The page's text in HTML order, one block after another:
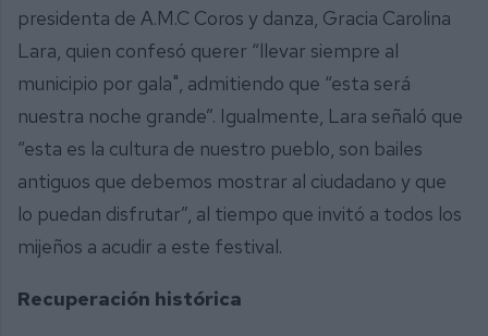
presidenta de A.M.C Coros y danza, Gracia Carolina
Lara, quien confesó querer “llevar siempre al
municipio por gala", admitiendo que “esta será
nuestra noche grande”. Igualmente, Lara señaló que
“esta es la cultura de nuestro pueblo, son bailes
antiguos que debemos mostrar al ciudadano y que
lo puedan disfrutar”, al tiempo que invitó a todos los
mijeños a acudir a este festival.
Recuperación histórica